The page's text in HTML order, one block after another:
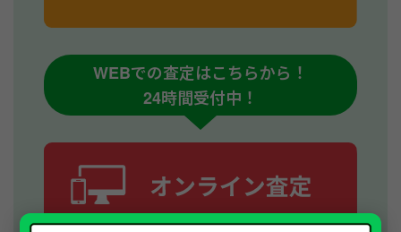
WEBでの査定はこちらから！
24時間受付中！